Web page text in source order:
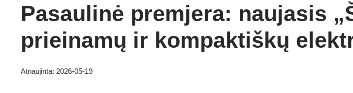
Pasaulinė premjera: naujasis
prieinamų ir kompaktiškų
Atnaujinta: 2026-05-19